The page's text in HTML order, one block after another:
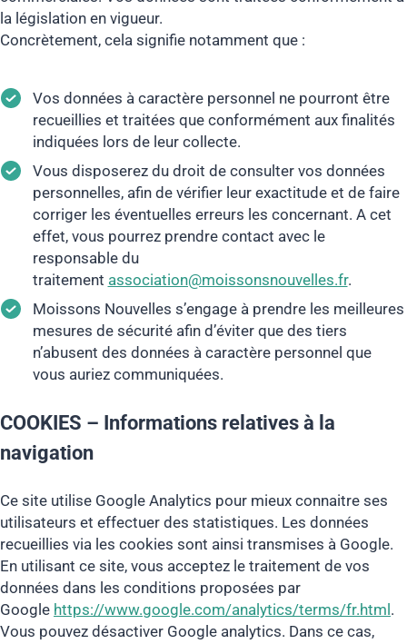
la législation en vigueur.
Concrètement, cela signifie notamment que :
Vos données à caractère personnel ne pourront être
recueillies et traitées que conformément aux finalités
indiquées lors de leur collecte.
Vous disposerez du droit de consulter vos données
personnelles, afin de vérifier leur exactitude et de faire
corriger les éventuelles erreurs les concernant. A cet
effet, vous pourrez prendre contact avec le
responsable du
traitement association@moissonsnouvelles.fr.
Moissons Nouvelles s’engage à prendre les meilleures
mesures de sécurité afin d’éviter que des tiers
n’abusent des données à caractère personnel que
vous auriez communiquées.
COOKIES – Informations relatives à la
navigation
Ce site utilise Google Analytics pour mieux connaitre ses
utilisateurs et effectuer des statistiques. Les données
recueillies via les cookies sont ainsi transmises à Google.
En utilisant ce site, vous acceptez le traitement de vos
données dans les conditions proposées par
Google https://www.google.com/analytics/terms/fr.html .
Vous pouvez désactiver Google analytics. Dans ce cas,